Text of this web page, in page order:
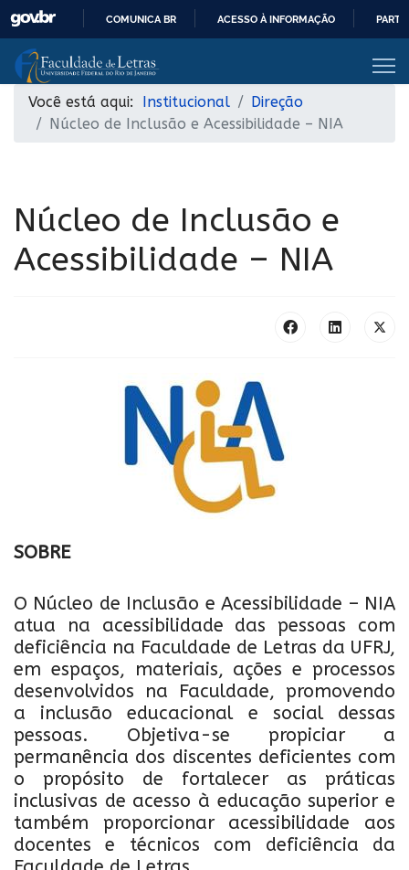
COMUNICA BR ACESSO À INFORMAÇÃO
Você está aqui: Institucional
Direção
Núcleo de Inclusão e Acessibilidade – NIA
Núcleo de Inclusão e
Acessibilidade – NIA
SOBRE
O Núcleo de Inclusão e Acessibilidade – NIA
atua na acessibilidade das pessoas com
deficiência na Faculdade de Letras da UFRJ,
em espaços, materiais, ações e processos
desenvolvidos na Faculdade, promovendo
a inclusão educacional e social dessas
pessoas. Objetiva-se propiciar a
permanência dos discentes deficientes com
o propósito de fortalecer as práticas
inclusivas de acesso à educação superior e
também proporcionar acessibilidade aos
docentes e técnicos com deficiência da